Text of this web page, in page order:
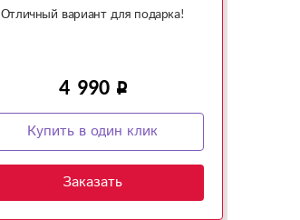
Отличный вариант для подарка!
4 990
Купить в один клик
Заказать